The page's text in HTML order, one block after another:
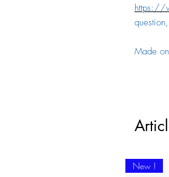
https://
Made
New !